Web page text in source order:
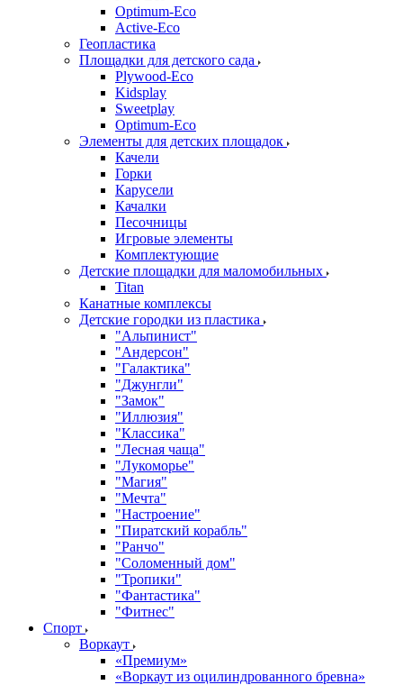
Оptimum-Еco
Active-Eco
Геопластика
Площадки для детского сада
Plywood-Eco
Kidsplay
Sweetplay
Оptimum-Еco
Элементы для детских площадок
Качели
Горки
Карусели
Качалки
Песочницы
Игровые элементы
Комплектующие
Детские площадки для маломобильных
Titan
Канатные комплексы
Детские городки из пластика
"Альпинист"
"Андерсон"
"Галактика"
"Джунгли"
"Замок"
"Иллюзия"
"Классика"
"Лесная чаща"
"Лукоморье"
"Магия"
"Мечта"
"Настроение"
"Пиратский корабль"
"Ранчо"
"Соломенный дом"
"Тропики"
"Фантастика"
"Фитнес"
Спорт
Воркаут
«Премиум»
«Воркаут из оцилиндрованного бревна»